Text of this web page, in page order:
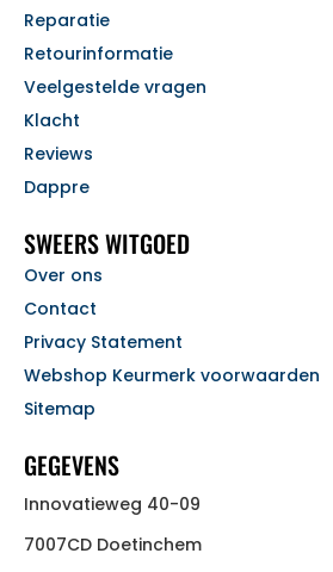
Reparatie
Retourinformatie
Veelgestelde vragen
Klacht
Reviews
Dappre
SWEERS WITGOED
Over ons
Contact
Privacy Statement
Webshop Keurmerk voorwaarden
Sitemap
GEGEVENS
Innovatieweg 40-09
7007CD Doetinchem